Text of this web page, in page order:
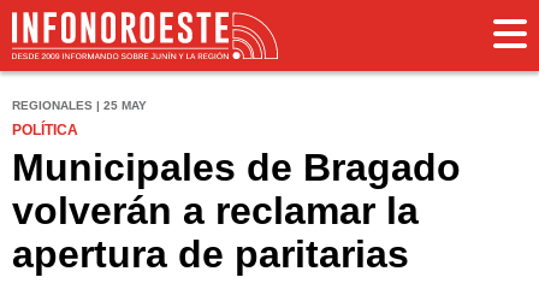
REGIONALES | 25 MAY
POLÍTICA
Municipales de Bragado
volverán a reclamar la
apertura de paritarias